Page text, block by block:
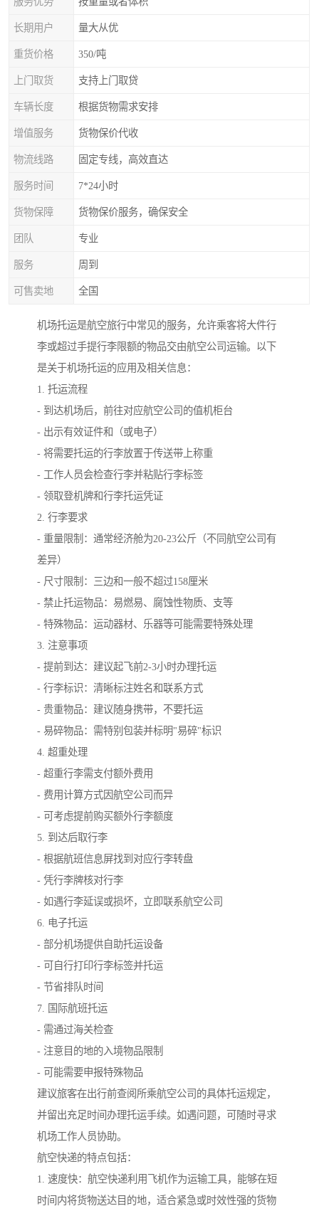
长期用户 量大从优
重货价格 350/吨
上门取货 支持上门取贷
车辆长度 根据货物需求安排
增值服务 货物保价代收
物流线路 固定专线，高效直达
服务时间 7*24小时
货物保障 货物保价服务，确保安全
团队 专业
服务 周到
可售卖地 全国
机场托运是航空旅行中常见的服务，允许乘客将大件行
李或超过手提行李限额的物品交由航空公司运输。以下
是关于机场托运的应用及相关信息：
1. 托运流程
- 到达机场后，前往对应航空公司的值机柜台
- 出示有效证件和（或电子）
- 将需要托运的行李放置于传送带上称重
- 工作人员会检查行李并粘贴行李标签
- 领取登机牌和行李托运凭证
2. 行李要求
- 重量限制：通常经济舱为20-23公斤（不同航空公司有
差异）
- 尺寸限制：三边和一般不超过158厘米
- 禁止托运物品：易燃易、腐蚀性物质、支等
- 特殊物品：运动器材、乐器等可能需要特殊处理
3. 注意事项
- 提前到达：建议起飞前2-3小时办理托运
- 行李标识：清晰标注姓名和联系方式
- 贵重物品：建议随身携带，不要托运
- 易碎物品：需特别包装并标明"易碎"标识
4. 超重处理
- 超重行李需支付额外费用
- 费用计算方式因航空公司而异
- 可考虑提前购买额外行李额度
5. 到达后取行李
- 根据航班信息屏找到对应行李转盘
- 凭行李牌核对行李
- 如遇行李延误或损坏，立即联系航空公司
6. 电子托运
- 部分机场提供自助托运设备
- 可自行打印行李标签并托运
- 节省排队时间
7. 国际航班托运
- 需通过海关检查
- 注意目的地的入境物品限制
- 可能需要申报特殊物品
建议旅客在出行前查阅所乘航空公司的具体托运规定，
并留出充足时间办理托运手续。如遇问题，可随时寻求
机场工作人员协助。
航空快递的特点包括：
1. 速度快：航空快递利用飞机作为运输工具，能够在短
时间内将货物送达目的地，适合紧急或时效性强的货物